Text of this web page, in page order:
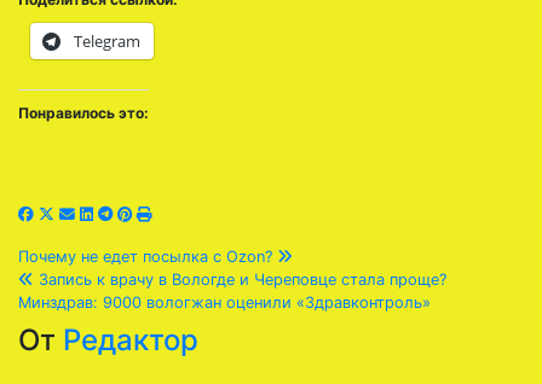
Telegram
Понравилось это:
Навигация
по
записям
Почему не едет посылка с Ozon?
Запись к врачу в Вологде и Череповце стала проще?
Минздрав: 9000 вологжан оценили «Здравконтроль»
От Редактор